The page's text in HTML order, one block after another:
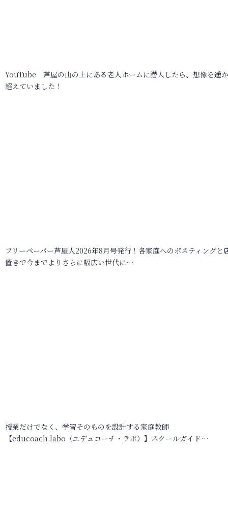
YouTube 芦屋の山の上にある老人ホームに潜入したら、想像を遥
超えていました！
フリーペーパー芦屋人2026年8月号発行！各家庭へのポスティングと
置きで今までよりさらに幅広い世代に…
授業だけでなく、学習そのものを設計する家庭教師
【educoach.labo（エデュコーチ・ラボ）】スクールガイド…